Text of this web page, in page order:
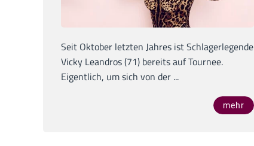
Seit Oktober letzten Jahres ist Schlagerlegende
Vicky Leandros (71) bereits auf Tournee.
Eigentlich, um sich von der ...
mehr